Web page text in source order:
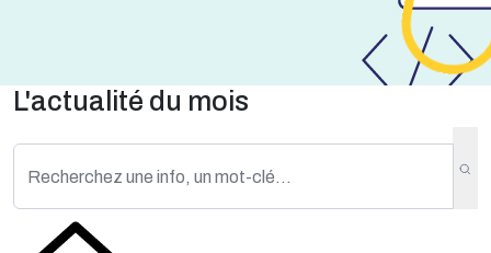
L'actualité du mois